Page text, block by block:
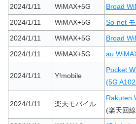
2024/1/11
WiMAX+5G
Broad
2024/1/11
WiMAX+5G
So-net
2024/1/11
WiMAX+5G
Broad
2024/1/11
WiMAX+5G au
2024/1/11 Y!mobile
Pocket
(5G
2024/1/11 楽天モバイル
Rakuten
(楽天回